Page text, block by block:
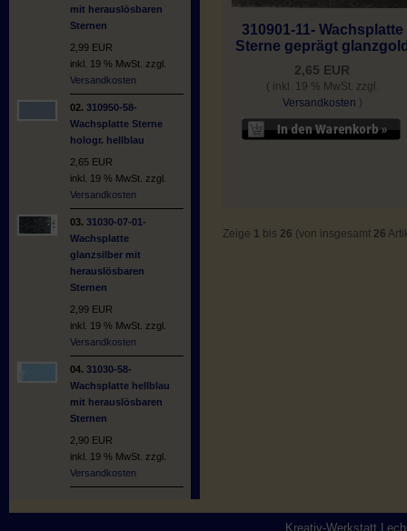
mit herauslösbaren
Sternen
2,99 EUR
inkl. 19 % MwSt. zzgl.
Versandkosten
02. 310950-58-
Wachsplatte Sterne
hologr. hellblau
2,65 EUR
inkl. 19 % MwSt. zzgl.
Versandkosten
03. 31030-07-01-
Wachsplatte
glanzsilber mit
herauslösbaren
Sternen
2,99 EUR
inkl. 19 % MwSt. zzgl.
Versandkosten
04. 31030-58-
Wachsplatte hellblau
mit herauslösbaren
Sternen
2,90 EUR
inkl. 19 % MwSt. zzgl.
Versandkosten
310901-11- Wachsplatte
Sterne geprägt
2,65 EUR
( inkl. 19 % MwSt. zzgl.
Versandkosten )
Zeige 1 bis 26 (von insgesamt 26
Kreativ-Werkstatt